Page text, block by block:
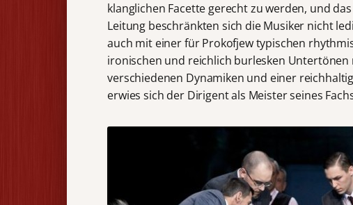
klanglichen Facette gerecht zu werden, und
Leitung beschränkten sich die Musiker nicht
auch mit einer für Prokofjew typischen
ironischen und reichlich burlesken
verschiedenen Dynamiken und einer
erwies sich der Dirigent als Meister seines